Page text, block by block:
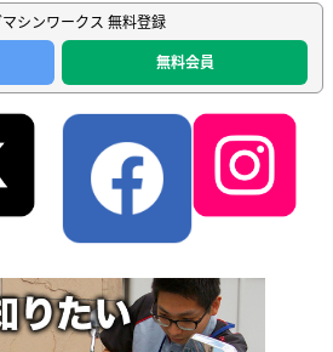
シンワークス 無料登録
無料会員